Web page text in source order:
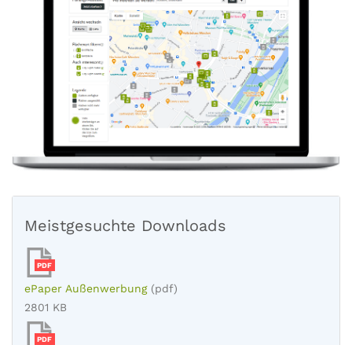
Meistgesuchte Downloads
PDF
ePaper Außenwerbung (pdf)
2801 KB
PDF